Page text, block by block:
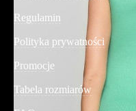
Regulamin
Polityka prywatności
Promocje
Tabela rozmiarów